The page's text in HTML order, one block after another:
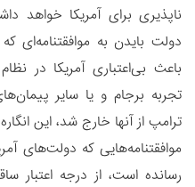
ناپذیری برای آمریکا خواهد
دولت بایدن به موافقتنامه‌­ای
باعث بی‌اعتباری آمریکا در
تجربه برجام و یا سایر
ترامپ از آنها خارج شد، این
موافقتنامه‏‌هایی که دولت‌های
رسانده است، از درجه اعتبار